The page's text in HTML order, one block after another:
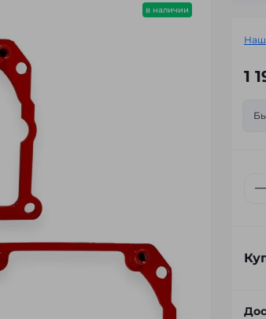
в наличии
1